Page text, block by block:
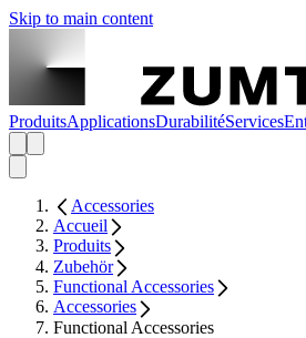
Skip to main content
ProduitsApplicationsDurabilitéServices
Accessories
Accueil
Produits
Zubehör
Functional Accessories
Accessories
Functional Accessories